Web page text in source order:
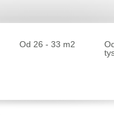
Od 26 - 33 m2